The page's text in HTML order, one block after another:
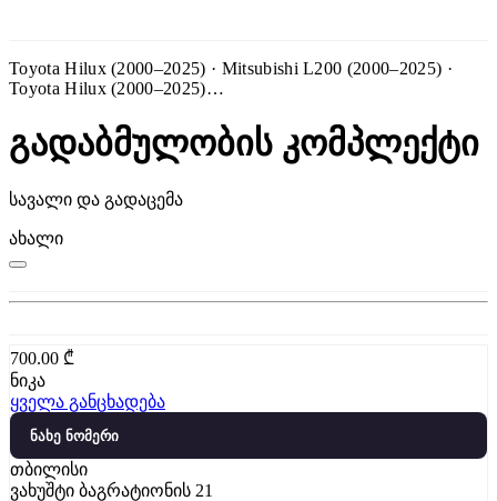
Toyota Hilux (2000–2025) · Mitsubishi L200 (2000–2025) ·
Toyota Hilux (2000–2025)…
გადაბმულობის კომპლექტი
სავალი და გადაცემა
ახალი
700.00 ₾
ნიკა
ყველა განცხადება
ნახე ნომერი
თბილისი
ვახუშტი ბაგრატიონის 21